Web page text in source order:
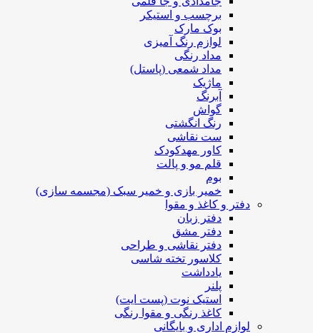
برچسب و استیکر
بوک مارک
لوازم رنگ آمیزی
مداد رنگی
مداد شمعی (پاستل)
ماژیک
آبرنگ
گواش
رنگ انگشتی
ست نقاشی
کاور مهدکودک
قلم مو و پالت
بوم
خمیر بازی و خمیر سبک (مجسمه سازی)
دفتر و کاغذ و مقوا
دفتر زبان
دفتر مشق
دفتر نقاشی و طراحی
کلاسور تخته شاسی
یادداشت
پلنر
استیک نوت (پست ایت)
کاغذ رنگی و مقوا رنگی
لوازم اداری و بایگانی